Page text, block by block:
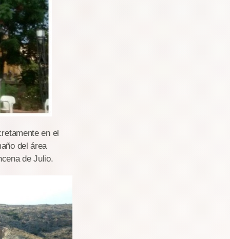
en el
del área
de Julio.